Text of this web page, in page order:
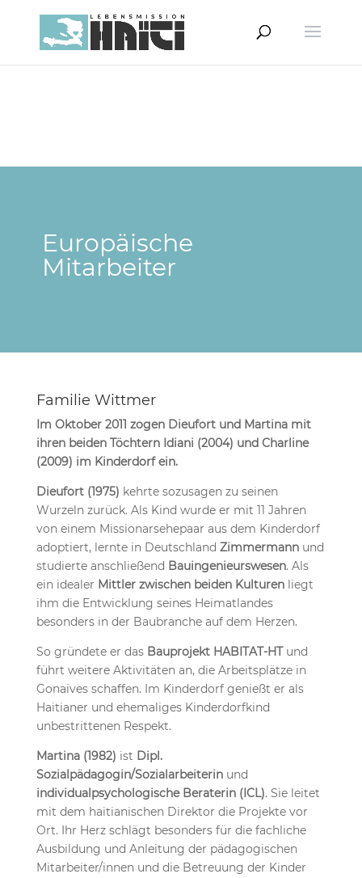
Europäische
Mitarbeiter
Familie Wittmer
Im Oktober 2011 zogen Dieufort und Martina mit
ihren beiden Töchtern Idiani (2004) und Charline
(2009) im Kinderdorf ein.
Dieufort (1975) kehrte sozusagen zu seinen
Wurzeln zurück. Als Kind wurde er mit 11 Jahren
von einem Missionarsehepaar aus dem Kinderdorf
adoptiert, lernte in Deutschland Zimmermannund
studierte anschließend Bauingenieurswesen. Als
ein idealer Mittler zwischen beiden Kulturenliegt
ihm die Entwicklung seines Heimatlandes
besonders in der Baubranche auf dem Herzen.
So gründete er das Bauprojekt HABITAT-HTund
führt weitere Aktivitäten an, die Arbeitsplätze in
Gonaives schaffen. Im Kinderdorf genießt er als
Haitianer und ehemaliges Kinderdorfkind
unbestrittenen Respekt.
Martina (1982) ist Dipl.
Sozialpädagogin/Sozialarbeiterinund
individualpsychologische Beraterin (ICL). Sie leitet
mit dem haitianischen Direktor die Projekte vor
Ort. Ihr Herz schlägt besonders für die fachliche
Ausbildung und Anleitung der pädagogischen
Mitarbeiter/innen und die Betreuung der Kinder